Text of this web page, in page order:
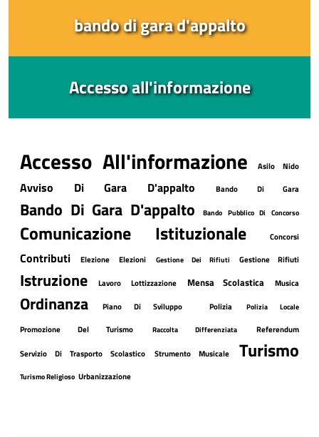
bando di gara d'appalto
Accesso all'informazione
Accesso All'informazione Asilo Nido
Avviso Di Gara D'appalto Bando Di Gara
Bando Di Gara D'appalto Bando Pubblico Di Concorso
Comunicazione Istituzionale Concorsi
Contributi Elezione Elezioni Gestione Dei Rifiuti Gestione Rifiuti
Istruzione Lavoro Lottizzazione Mensa Scolastica Musica
Ordinanza Piano Di Sviluppo Polizia Polizia Locale
Promozione Del Turismo Raccolta Differenziata Referendum
Servizio Di Trasporto Scolastico Strumento Musicale Turismo
Turismo Religioso Urbanizzazione